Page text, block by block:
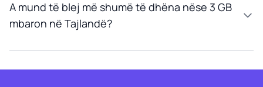
A mund të blej më shumë të dhëna nëse 3 GB
mbaron në Tajlandë?